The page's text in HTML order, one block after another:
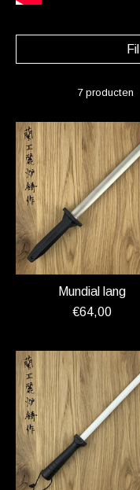
7 producten
Mundial lang
€64,00